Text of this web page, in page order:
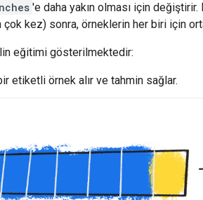
'e daha yakın olması için
çok kez) sonra, örneklerin her biri için
eğitimi gösterilmektedir:
etiketli örnek alır ve tahmin sağlar.